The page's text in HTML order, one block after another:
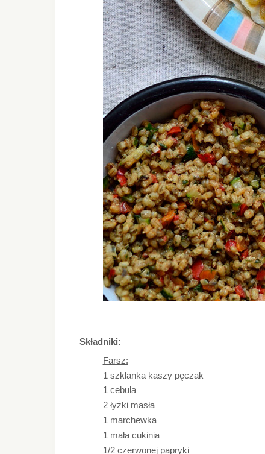
Składniki:
Farsz:
1 szklanka kaszy pęczak
1 cebula
2 łyżki masła
1 marchewka
1 mała cukinia
1/2 czerwonej papryki